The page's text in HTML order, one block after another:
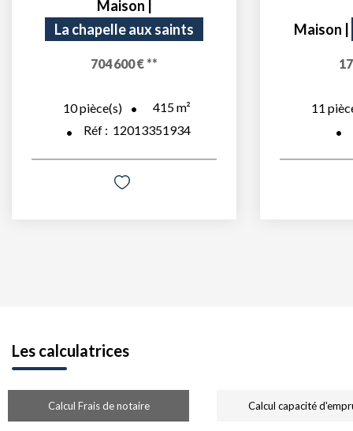
Maison
La chapelle aux saints
704 600 € **
10pièce(s) 415m²
Réf : 12013351934
Maison
11
Les calculatrices
Calcul Frais de notaire Calcul capacité